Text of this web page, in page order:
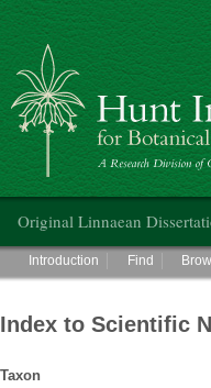
Hunt Institute for Botanical
Original Linnaean
Main menu
Introduction Find
Index to Scientific
Taxon